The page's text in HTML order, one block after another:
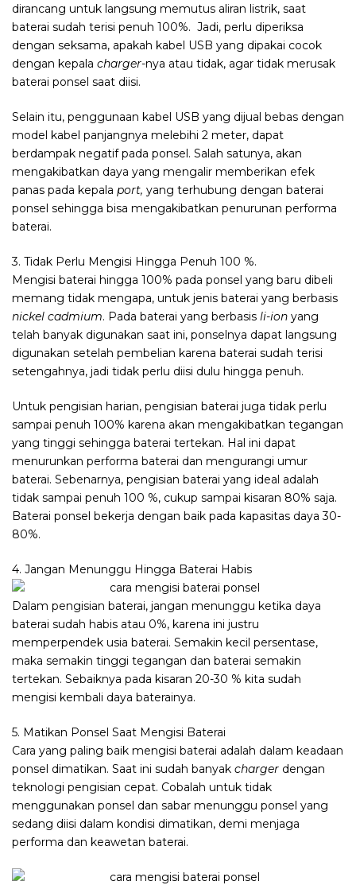
dirancang untuk langsung memutus aliran listrik, saat
baterai sudah terisi penuh 100%. Jadi, perlu diperiksa
dengan seksama, apakah kabel USB yang dipakai cocok
dengan kepala charger-nya atau tidak, agar tidak merusak
baterai ponsel saat diisi.
Selain itu, penggunaan kabel USB yang dijual bebas dengan
model kabel panjangnya melebihi 2 meter, dapat
berdampak negatif pada ponsel. Salah satunya, akan
mengakibatkan daya yang mengalir memberikan efek
panas pada kepala port, yang terhubung dengan baterai
ponsel sehingga bisa mengakibatkan penurunan performa
baterai.
3. Tidak Perlu Mengisi Hingga Penuh 100 %.
Mengisi baterai hingga 100% pada ponsel yang baru dibeli
memang tidak mengapa, untuk jenis baterai yang berbasis
nickel cadmium. Pada baterai yang berbasis li-ion yang
telah banyak digunakan saat ini, ponselnya dapat langsung
digunakan setelah pembelian karena baterai sudah terisi
setengahnya, jadi tidak perlu diisi dulu hingga penuh.
Untuk pengisian harian, pengisian baterai juga tidak perlu
sampai penuh 100% karena akan mengakibatkan tegangan
yang tinggi sehingga baterai tertekan. Hal ini dapat
menurunkan performa baterai dan mengurangi umur
baterai. Sebenarnya, pengisian baterai yang ideal adalah
tidak sampai penuh 100 %, cukup sampai kisaran 80% saja.
Baterai ponsel bekerja dengan baik pada kapasitas daya 30-
80%.
4. Jangan Menunggu Hingga Baterai Habis
Dalam pengisian baterai, jangan menunggu ketika daya
baterai sudah habis atau 0%, karena ini justru
memperpendek usia baterai. Semakin kecil persentase,
maka semakin tinggi tegangan dan baterai semakin
tertekan. Sebaiknya pada kisaran 20-30 % kita sudah
mengisi kembali daya baterainya.
5. Matikan Ponsel Saat Mengisi Baterai
Cara yang paling baik mengisi baterai adalah dalam keadaan
ponsel dimatikan. Saat ini sudah banyak charger dengan
teknologi pengisian cepat. Cobalah untuk tidak
menggunakan ponsel dan sabar menunggu ponsel yang
sedang diisi dalam kondisi dimatikan, demi menjaga
performa dan keawetan baterai.